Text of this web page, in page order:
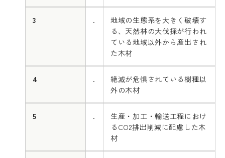
3 .
地域の生態系を大きく破壊す
る、天然林の大伐採が行われ
ている地域以外から産出され
た木材
4 .
絶滅が危惧されている樹種以
外の木材
5 .
生産・加工・輸送工程におけ
るCO2排出削減に配慮した木
材